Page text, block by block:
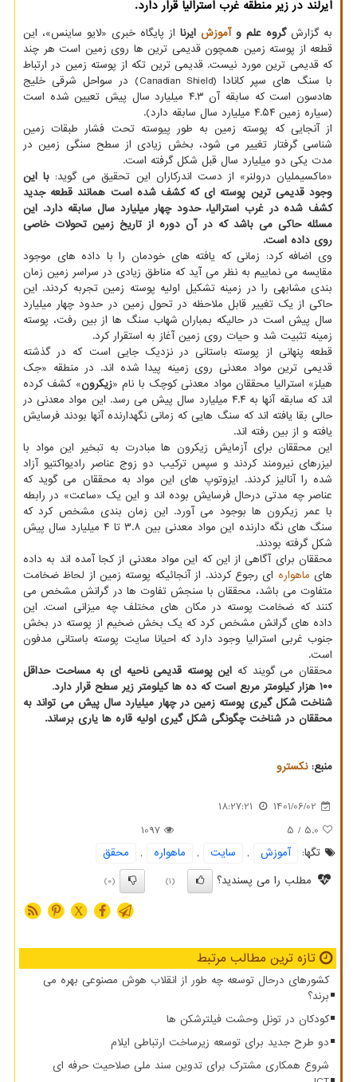
ایرلند در زیر منطقه غرب استرالیا قرار دارد.
به گزارشگروه علم وآموزش ایرنا از پایگاه خبری «لایو ساینس»، این
قطعه از پوسته زمین همچون قدیمی ترین ها روی زمین است هر چند
که قدیمی ترین مورد نیست. قدیمی ترین تکه از پوسته زمین در ارتباط
با سنگ های سپر کانادا (Canadian Shield) در سواحل شرقی خلیج
هادسون است که سابقه آن ۴.۳ میلیارد سال پیش تعیین شده است
(سیاره زمین ۴.۵۴ میلیارد سال سابقه دارد).
از آنجایی که پوسته زمین به طور پیوسته تحت فشار طبقات زمین
شناسی گرفتار تغییر می شود، بخش زیادی از سطح سنگی زمین در
مدت یکی دو میلیارد سال قبل شکل گرفته است.
«ماکسیملیان درولنر» از دست اندرکاران این تحقیق می گوید: با این
وجود قدیمی ترین پوسته ای که کشف شده است همانند قطعه جدید
کشف شده در غرب استرالیا، حدود چهار میلیارد سال سابقه دارد. این
مسئله حاکی می باشد که در آن دوره از تاریخ زمین تحولات خاصی
روی داده است.
وی اضافه کرد: زمانی که یافته های خودمان را با داده های موجود
مقایسه می نماییم به نظر می آید که مناطق زیادی در سراسر زمین زمان
بندی مشابهی را در زمینه تشکیل اولیه پوسته زمین تجربه کردند. این
حاکی از یک تغییر قابل ملاحظه در تحول زمین در حدود چهار میلیارد
سال پیش است در حالیکه بمباران شهاب سنگ ها از بین رفت، پوسته
زمینه تثبیت شد و حیات روی زمین آغاز به استقرار کرد.
قطعه پنهانی از پوسته باستانی در نزدیک جایی است که در گذشته
قدیمی ترین مواد معدنی روی زمینه پیدا شده اند. در منطقه «جک
هیلز» استرالیا محققان مواد معدنی کوچک با نام «زیکرون» کشف کرده
اند که سابقه آنها به ۴.۴ میلیارد سال پیش می رسد. این مواد معدنی در
حالی بقا یافته اند که سنگ هایی که زمانی نگهدارنده آنها بودند فرسایش
یافته و از بین رفته اند.
این محققان برای آزمایش زیکرون ها مبادرت به تبخیر این مواد با
لیزرهای نیرومند کردند و سپس ترکیب دو زوج عناصر رادیواکتیو آزاد
شده را آنالیز کردند. ایزوتوپ های این مواد به محققان می گوید که
عناصر چه مدتی درحال فرسایش بوده اند و این یک «ساعت» در رابطه
با عمر زیکرون ها بوجود می آورد. این زمان بندی مشخص کرد که
سنگ های نگه دارنده این مواد معدنی بین ۳.۸ تا ۴ میلیارد سال پیش
شکل گرفته بودند.
محققان برای آگاهی از این که این مواد معدنی از کجا آمده اند به داده
های ماهواره ای رجوع کردند. از آنجائیکه پوسته زمین از لحاظ ضخامت
متفاوت می باشد، محققان با سنجش تفاوت ها در گرانش مشخص می
کنند که ضخامت پوسته در مکان های مختلف چه میزانی است. این
داده های گرانش مشخص کرد که یک بخش ضخیم از پوسته در بخش
جنوب غربی استرالیا وجود دارد که احیانا سایت پوسته باستانی مدفون
است.
محققان می گویند که این پوسته قدیمی ناحیه ای به مساحت حداقل
۱۰۰ هزار کیلومتر مربع است که ده ها کیلومتر زیر سطح قرار دارد
.
شناخت شکل گیری پوسته زمین در چهار میلیارد سال پیش می تواند به
محققان در شناخت چگونگی شکل گیری اولیه قاره ها یاری برساند.
منبع:نكسترو
1401/06/02
18:27:21
5.0
/ 5
1097
تگها:
آموزش , سایت , ماهواره ,
محقق
مطلب را می پسندید؟
(1)
(0)
X
تازه ترین مطالب مرتبط
کشورهای درحال توسعه چه طور از انقلاب هوش مصنوعی بهره می
برند؟
کودکان در تونل وحشت فیلترشکن ها
دو طرح جدید برای توسعه زیرساخت ارتباطی ایلام
شروع همکاری مشترک برای تدوین سند ملی صلاحیت حرفه ای